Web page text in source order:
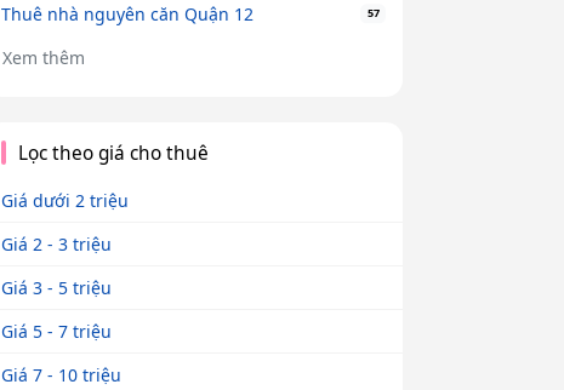
Thuê nhà nguyên căn Quận 12 57
Xem thêm
Lọc theo giá cho thuê
Giá dưới 2 triệu
Giá 2 - 3 triệu
Giá 3 - 5 triệu
Giá 5 - 7 triệu
Giá 7 - 10 triệu